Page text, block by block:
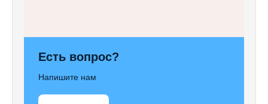
Есть вопрос?
Напишите нам